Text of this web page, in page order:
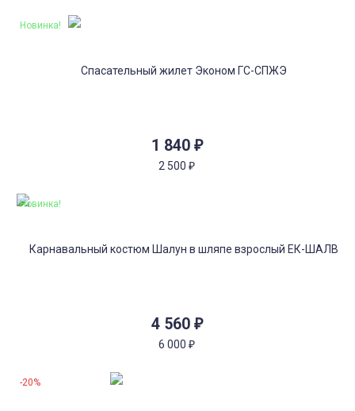
1 840 ₽
2 500 ₽
Новинка!
4 560 ₽
6 000 ₽
Новинка!
-20%